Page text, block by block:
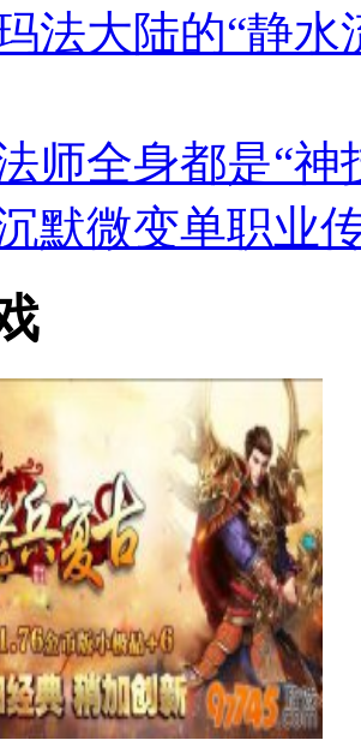
法大陆的“静
师全身都是“神
默微变单职业